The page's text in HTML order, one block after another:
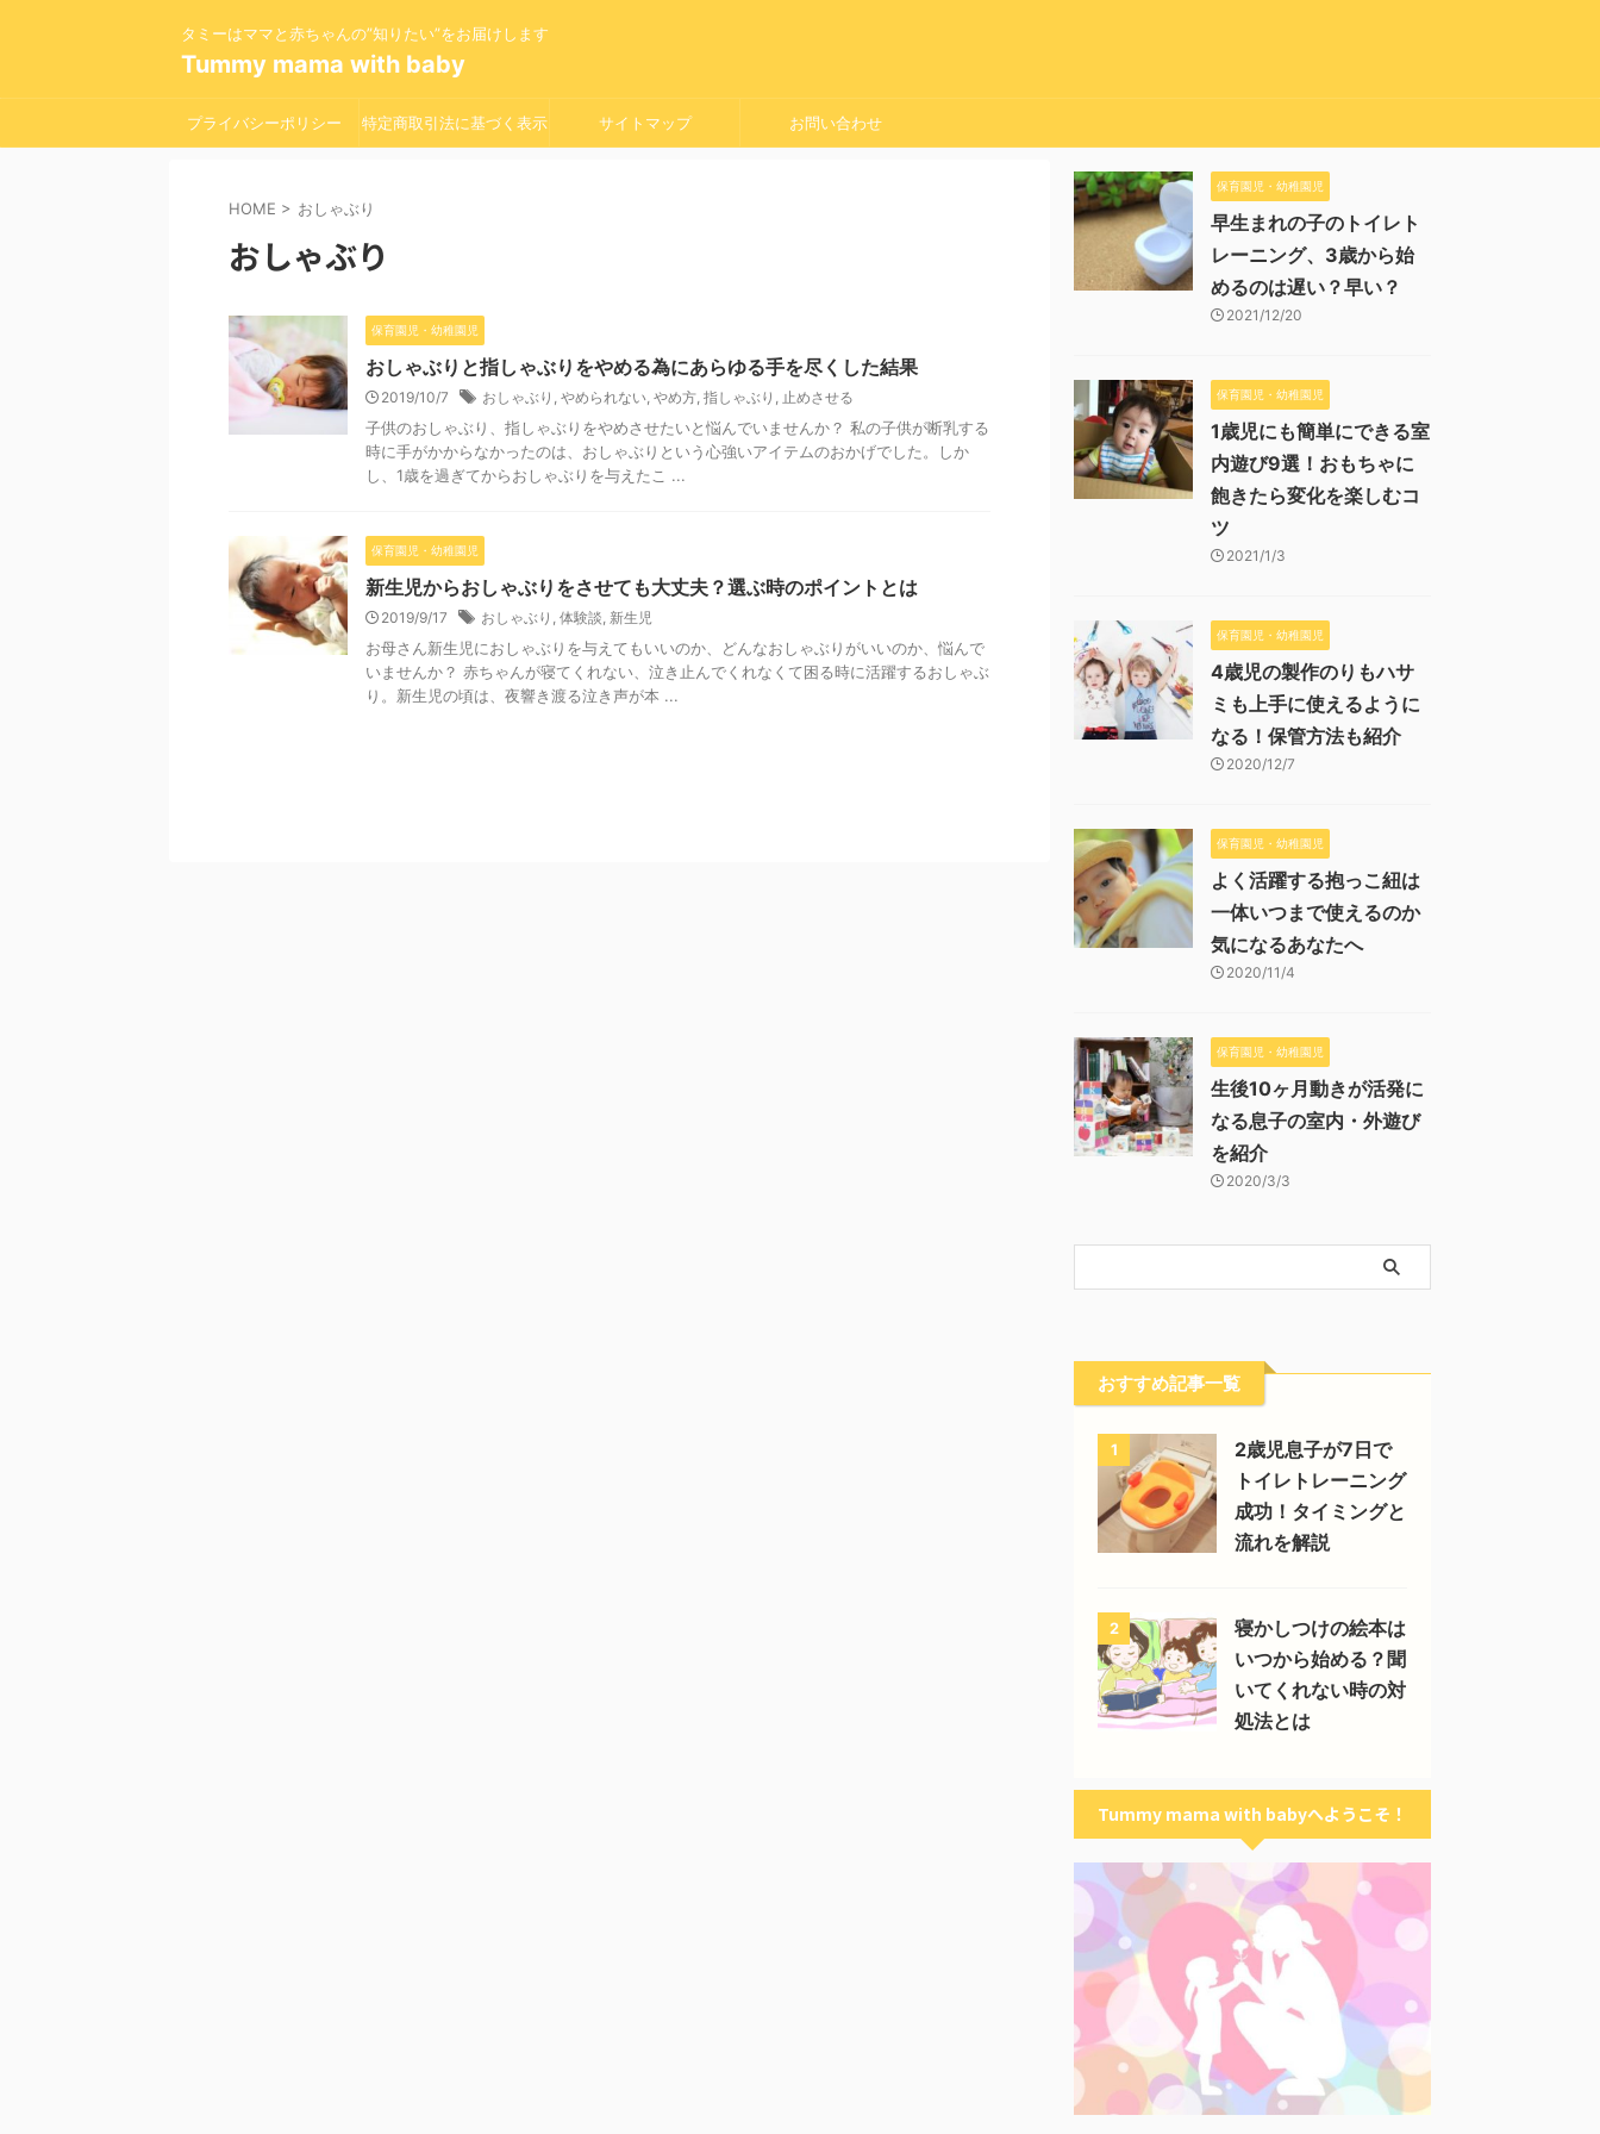
タミーはママと赤ちゃんの”知りたい”をお届けします
Tummy mama with baby
プライバシーポリシー 特定商取引法に基づく表示 サイトマップ お問い合わせ
HOME > おしゃぶり
おしゃぶり
保育園児・幼稚園児
おしゃぶりと指しゃぶりをやめる為にあらゆる手を尽くした結果
2019/10/7 おしゃぶり , やめられない, やめ方, 指しゃぶり , 止めさせる
子供のおしゃぶり、指しゃぶりをやめさせたいと悩んでいませんか？ 私の子供が断乳する
時に手がかからなかったのは、おしゃぶりという心強いアイテムのおかげでした。しか
し、1歳を過ぎてからおしゃぶりを与えたこ ...
保育園児・幼稚園児
新生児からおしゃぶりをさせても大丈夫？選ぶ時のポイントとは
2019/9/17 おしゃぶり , 体験談, 新生児
お母さん新生児におしゃぶりを与えてもいいのか、どんなおしゃぶりがいいのか、悩んで
いませんか？ 赤ちゃんが寝てくれない、泣き止んでくれなくて困る時に活躍するおしゃぶ
り。新生児の頃は、夜響き渡る泣き声が本 ...
保育園児・幼稚園児
早生まれの子のトイレト
レーニング、3歳から始
めるのは遅い？早い？
2021/12/20
保育園児・幼稚園児
1歳児にも簡単にできる室
内遊び9選！おもちゃに
飽きたら変化を楽しむコ
ツ
2021/1/3
保育園児・幼稚園児
4歳児の製作のりもハサ
ミも上手に使えるように
なる！保管方法も紹介
2020/12/7
保育園児・幼稚園児
よく活躍する抱っこ紐は
一体いつまで使えるのか
気になるあなたへ
2020/11/4
保育園児・幼稚園児
生後10ヶ月動きが活発に
なる息子の室内・外遊び
を紹介
2020/3/3
おすすめ記事一覧
1
2歳児息子が7日で
トイレトレーニング
成功！タイミングと
流れを解説
2
寝かしつけの絵本は
いつから始める？聞
いてくれない時の対
処法とは
Tummy mama with babyへようこそ！